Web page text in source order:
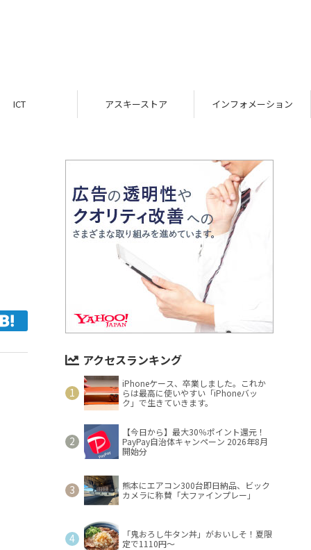
ICT アスキーストア インフォメーション
アクセスランキング
iPhoneケース、卒業しました。これか
らは最高に使いやすい「iPhoneバッ
ク」で生きていきます。
【今日から】最大30％ポイント還元！
PayPay自治体キャンペーン 2026年8月
開始分
熊本にエアコン300台即日納品、ビック
カメラに称賛「大ファインプレー」
「鬼おろし牛タン丼」がおいしそ！夏限
定で1110円～